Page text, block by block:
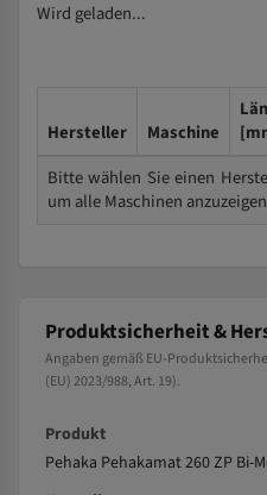
Wird geladen...
Hersteller Maschine
Bitte wählen Sie einen
um alle Maschinen
Produktsicherheit &
Angaben gemäß EU-
(EU) 2023/988, Art. 19).
Produkt
Pehaka Pehakamat 260 ZP Bi-